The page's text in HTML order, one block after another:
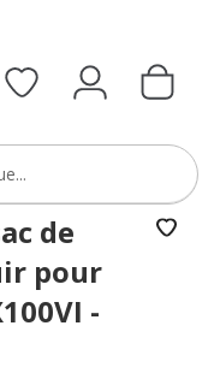
de
pour
-